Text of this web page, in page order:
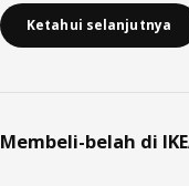
Ketahui selanjutnya
Membeli-belah di